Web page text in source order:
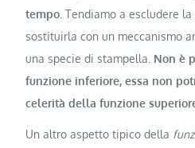
tempo. Tendiamo a escludere la
sostituirla con un meccanismo
una specie di stampella. Non è
funzione inferiore, essa non
celerità della funzione
Un altro aspetto tipico della